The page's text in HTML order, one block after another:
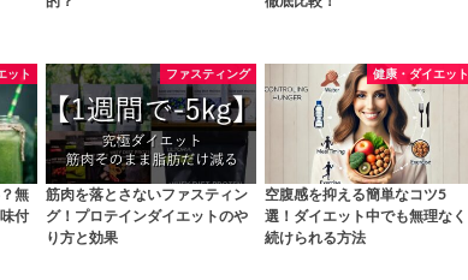
ット
無
付
ファスティング
筋肉を落とさないファスティン
グ！プロテインダイエットのや
り方と効果
健康・ダイエット
空腹感を抑える簡単なコツ5
選！ダイエット中でも無理なく
続けられる方法